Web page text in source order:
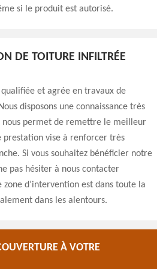
si le produit est autorisé.
DE TOITURE INFILTRÉE
et agrée en travaux de
disposons une connaissance très
permet de remettre le meilleur
vise à renforcer très
Si vous souhaitez bénéficier notre
pas hésiter à nous contacter
d’intervention est dans toute la
dans les alentours.
À VOTRE